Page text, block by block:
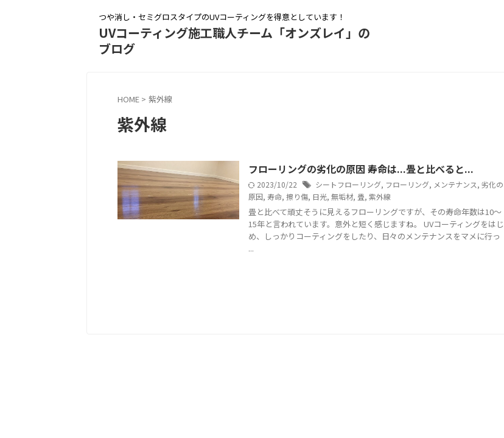
つや消し・セミグロスタイプのUVコーティングを得意としています！
UVコーティング施工職人チーム「オンズレイ」の
ブログ
HOME > 紫外線
紫外線
フローリングの劣化の原因 寿命は...畳と比べると...
2023/10/22 シートフローリング, フローリング, メンテナンス, 劣化の
原因, 寿命, 擦り傷, 日光, 無垢材, 畳, 紫外線
畳と比べて頑丈そうに見えるフローリングですが、その寿命年数は10～
15年と言われています。意外と短く感じますね。 UVコーティングをはじ
め、しっかりコーティングをしたり、日々のメンテナンスをマメに行っ
...